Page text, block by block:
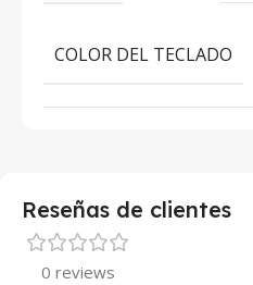
COLOR DEL TECLADO
Reseñas de clientes
0 reviews